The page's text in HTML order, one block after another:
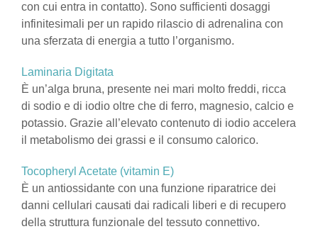
con cui entra in contatto). Sono sufficienti dosaggi
infinitesimali per un rapido rilascio di adrenalina con
una sferzata di energia a tutto l’organismo.
Laminaria Digitata
È un’alga bruna, presente nei mari molto freddi, ricca
di sodio e di iodio oltre che di ferro, magnesio, calcio e
potassio. Grazie all’elevato contenuto di iodio accelera
il metabolismo dei grassi e il consumo calorico.
Tocopheryl Acetate (vitamin E)
È un antiossidante con una funzione riparatrice dei
danni cellulari causati dai radicali liberi e di recupero
della struttura funzionale del tessuto connettivo.